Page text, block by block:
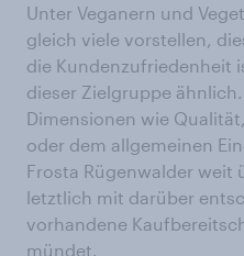
Unter Veganern und
gleich viele vorstellen,
die Kundenzufriedenheit
dieser Zielgruppe
Dimensionen wie
oder dem allgemeinen
Frosta Rügenwalder weit
letztlich mit darüber
vorhandene
mündet.